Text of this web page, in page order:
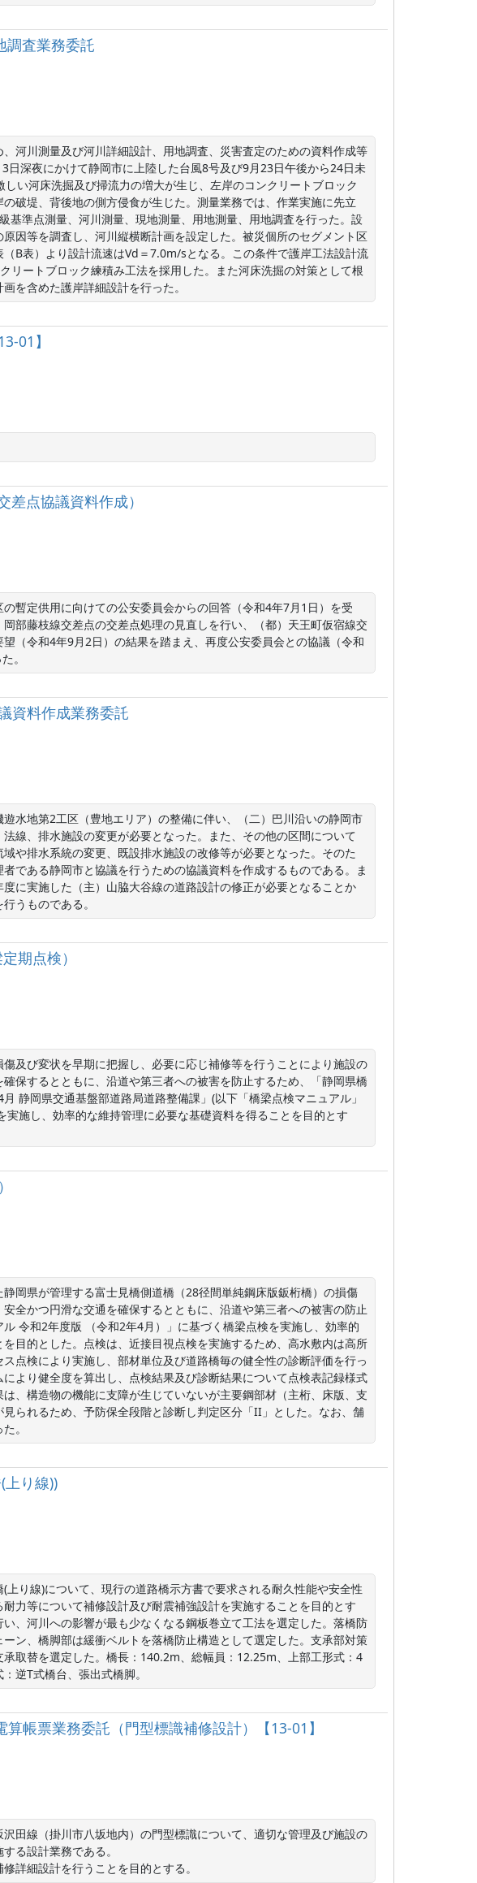
調査業務委託
河川測量及び河川詳細設計、用地調査、災害査定のための資料作成等
日深夜にかけて静岡市に上陸した台風8号及び9月23日午後から24日未
い河床洗掘及び掃流力の増大が生じ、左岸のコンクリートブロック
破堤、背後地の側方侵食が生じた。測量業務では、作業実施に先立
基準点測量、河川測量、現地測量、用地測量、用地調査を行った。設
因等を調査し、河川縦横断計画を設定した。被災個所のセグメント区
B表）より設計流速はVd＝7.0m/sとなる。この条件で護岸工法設計流
リートブロック練積み工法を採用した。また河床洗掘の対策として根
を含めた護岸詳細設計を行った。
01】
点協議資料作成）
暫定供用に向けての公安委員会からの回答（令和4年7月1日）を受
部藤枝線交差点の交差点処理の見直しを行い、（都）天王町仮宿線交
（令和4年9月2日）の結果を踏まえ、再度公安委員会との協議（令和
。
資料作成業務委託
水地第2工区（豊地エリア）の整備に伴い、（二）巴川沿いの静岡市
線、排水施設の変更が必要となった。また、その他の区間について
や排水系統の変更、既設排水施設の改修等が必要となった。そのた
である静岡市と協議を行うための協議資料を作成するものである。ま
に実施した（主）山脇大谷線の道路設計の修正が必要となることか
うものである。
期点検）
及び変状を早期に把握し、必要に応じ補修等を行うことにより施設の
保するとともに、沿道や第三者への被害を防止するため、「静岡県橋
静岡県交通基盤部道路局道路整備課」(以下「橋梁点検マニュアル」
実施し、効率的な維持管理に必要な基礎資料を得ることを目的とす
岡県が管理する富士見橋側道橋（28径間単純鋼床版鈑桁橋）の損傷
全かつ円滑な交通を確保するとともに、沿道や第三者への被害の防止
令和2年度版 （令和2年4月）」に基づく橋梁点検を実施し、効率的
目的とした。点検は、近接目視点検を実施するため、高水敷内は高所
点検により実施し、部材単位及び道路橋毎の健全性の診断評価を行っ
より健全度を算出し、点検結果及び診断結果について点検表記録様式
、構造物の機能に支障が生じていないが主要鋼部材（主桁、床版、支
られるため、予防保全段階と診断し判定区分「II」とした。なお、舗
。
り線))
り線)について、現行の道路橋示方書で要求される耐久性能や安全性
力等について補修設計及び耐震補強設計を実施することを目的とす
、河川への影響が最も少なくなる鋼板巻立て工法を選定した。落橋防
ン、橋脚部は緩衝ベルトを落橋防止構造として選定した。支承部対策
取替を選定した。橋長：140.2m、総幅員：12.25m、上部工形式：4
逆T式橋台、張出式橋脚。
帳票業務委託（門型標識補修設計）【13-01】
田線（掛川市八坂地内）の門型標識について、適切な管理及び施設の
る設計業務である。
詳細設計を行うことを目的とする。